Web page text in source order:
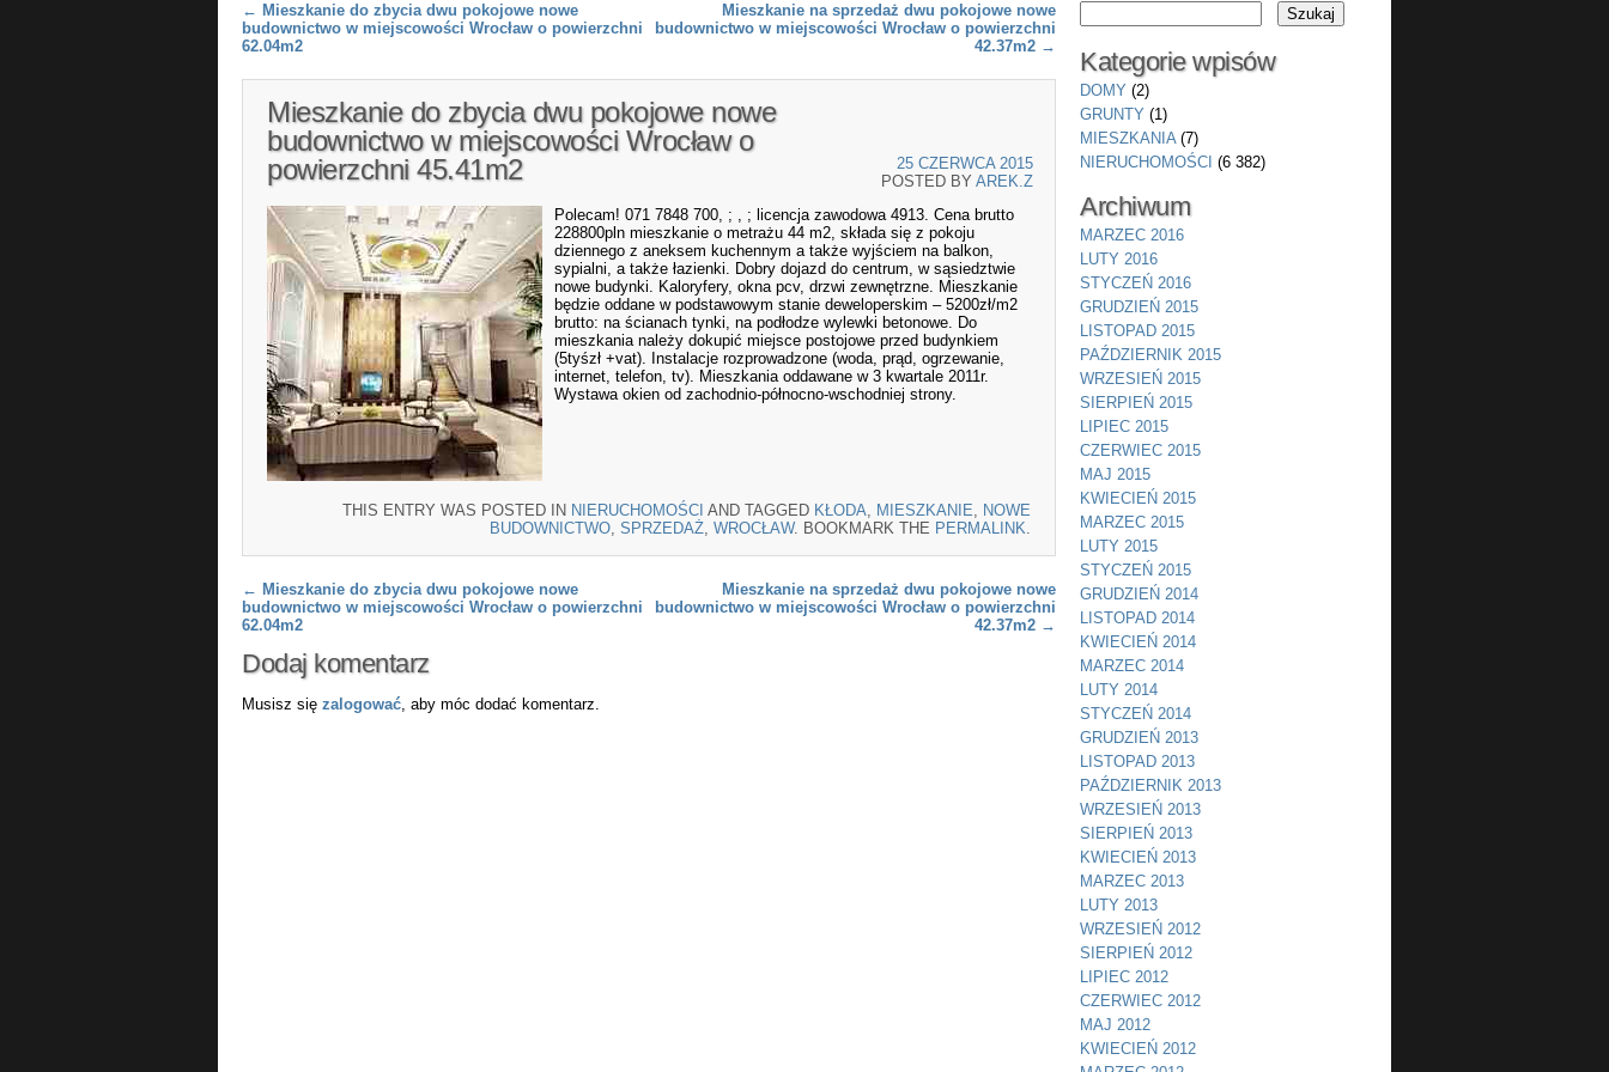
Post navigation
← Mieszkanie do zbycia dwu pokojowe nowe
budownictwo w miejscowości Wrocław o powierzchni
62.04m2
Mieszkanie na sprzedaż dwu pokojowe nowe
budownictwo w miejscowości Wrocław o powierzchni
42.37m2 →
Mieszkanie do zbycia dwu pokojowe nowe
budownictwo w miejscowości Wrocław o
powierzchni 45.41m2
25 CZERWCA 2015
POSTED BY AREK.Z
Polecam! 071 7848 700, ; , ; licencja zawodowa 4913. Cena brutto
228800pln mieszkanie o metrażu 44 m2, składa się z pokoju
dziennego z aneksem kuchennym a także wyjściem na balkon,
sypialni, a także łazienki. Dobry dojazd do centrum, w sąsiedztwie
nowe budynki. Kaloryfery, okna pcv, drzwi zewnętrzne. Mieszkanie
będzie oddane w podstawowym stanie deweloperskim – 5200zł/m2
brutto: na ścianach tynki, na podłodze wylewki betonowe. Do
mieszkania należy dokupić miejsce postojowe przed budynkiem
(5tyśzł +vat). Instalacje rozprowadzone (woda, prąd, ogrzewanie,
internet, telefon, tv). Mieszkania oddawane w 3 kwartale 2011r.
Wystawa okien od zachodnio-północno-wschodniej strony.
THIS ENTRY WAS POSTED IN NIERUCHOMOŚCI AND TAGGED KŁODA, MIESZKANIE, NOWE
BUDOWNICTWO, SPRZEDAŻ, WROCŁAW. BOOKMARK THE PERMALINK.
Post navigation
← Mieszkanie do zbycia dwu pokojowe nowe
budownictwo w miejscowości Wrocław o powierzchni
62.04m2
Mieszkanie na sprzedaż dwu pokojowe nowe
budownictwo w miejscowości Wrocław o powierzchni
42.37m2 →
Dodaj komentarz
Musisz się zalogować , aby móc dodać komentarz.
Kategorie wpisów
DOMY (2)
GRUNTY (1)
MIESZKANIA(7)
NIERUCHOMOŚCI (6 382)
Archiwum
MARZEC 2016
LUTY 2016
STYCZEŃ 2016
GRUDZIEŃ 2015
LISTOPAD 2015
PAŹDZIERNIK 2015
WRZESIEŃ 2015
SIERPIEŃ 2015
LIPIEC 2015
CZERWIEC 2015
MAJ 2015
KWIECIEŃ 2015
MARZEC 2015
LUTY 2015
STYCZEŃ 2015
GRUDZIEŃ 2014
LISTOPAD 2014
KWIECIEŃ 2014
MARZEC 2014
LUTY 2014
STYCZEŃ 2014
GRUDZIEŃ 2013
LISTOPAD 2013
PAŹDZIERNIK 2013
WRZESIEŃ 2013
SIERPIEŃ 2013
KWIECIEŃ 2013
MARZEC 2013
LUTY 2013
WRZESIEŃ 2012
SIERPIEŃ 2012
LIPIEC 2012
CZERWIEC 2012
MAJ 2012
KWIECIEŃ 2012